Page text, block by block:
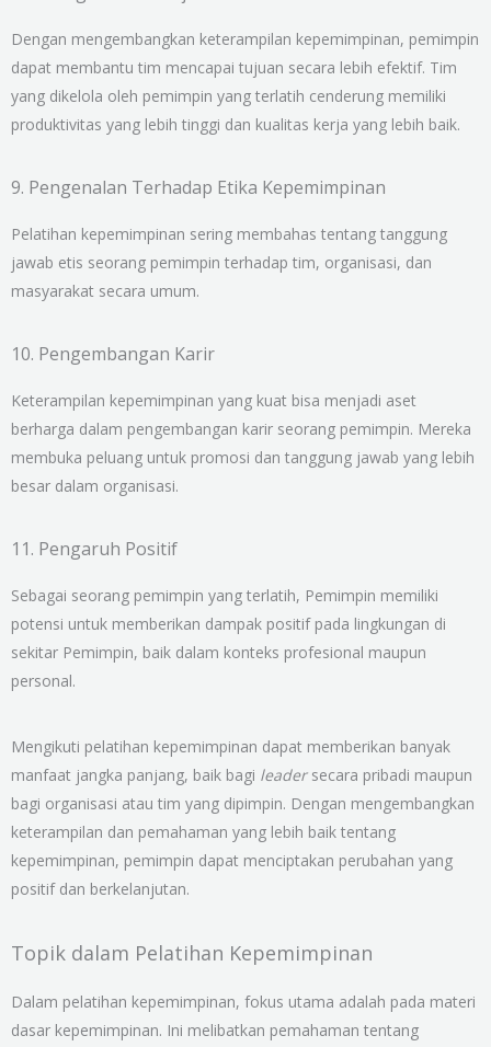
Dengan mengembangkan keterampilan kepemimpinan, pemimpin
dapat membantu tim mencapai tujuan secara lebih efektif. Tim
yang dikelola oleh pemimpin yang terlatih cenderung memiliki
produktivitas yang lebih tinggi dan kualitas kerja yang lebih baik.
9. Pengenalan Terhadap Etika Kepemimpinan
Pelatihan kepemimpinan sering membahas tentang tanggung
jawab etis seorang pemimpin terhadap tim, organisasi, dan
masyarakat secara umum.
10. Pengembangan Karir
Keterampilan kepemimpinan yang kuat bisa menjadi aset
berharga dalam pengembangan karir seorang pemimpin. Mereka
membuka peluang untuk promosi dan tanggung jawab yang lebih
besar dalam organisasi.
11. Pengaruh Positif
Sebagai seorang pemimpin yang terlatih, Pemimpin memiliki
potensi untuk memberikan dampak positif pada lingkungan di
sekitar Pemimpin, baik dalam konteks profesional maupun
personal.
Mengikuti pelatihan kepemimpinan dapat memberikan banyak
manfaat jangka panjang, baik bagi leadersecara pribadi maupun
bagi organisasi atau tim yang dipimpin. Dengan mengembangkan
keterampilan dan pemahaman yang lebih baik tentang
kepemimpinan, pemimpin dapat menciptakan perubahan yang
positif dan berkelanjutan.
Topik dalam Pelatihan Kepemimpinan
Dalam pelatihan kepemimpinan, fokus utama adalah pada materi
dasar kepemimpinan. Ini melibatkan pemahaman tentang